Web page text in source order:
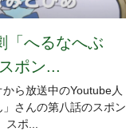
「へるなへぶ
ポン...
ら放送中のYoutube人
さんの第八話のスポン
ポ...